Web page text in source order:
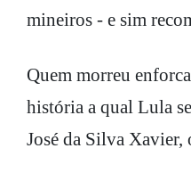
mineiros - e sim
Quem morreu
história a qual Lula
José da Silva